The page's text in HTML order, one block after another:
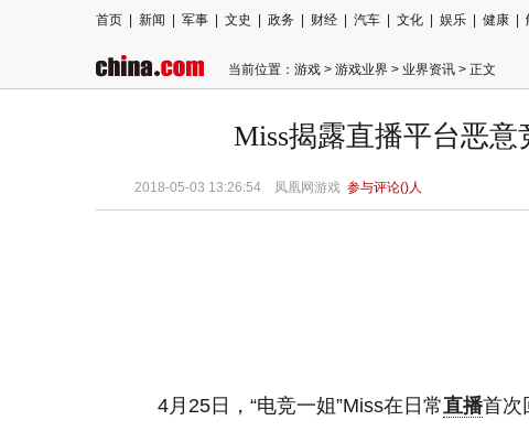
首页 新闻 军事 文史 政务 财经 汽车 文化 娱乐 健康
当前位置： 游戏 > 游戏业界 > 业界资讯 > 正文
Miss揭露直播平台恶
2018-05-03 13:26:54 凤凰网游戏 参与评论()人
4月25日，“电竞一姐”Miss在日常直播首次